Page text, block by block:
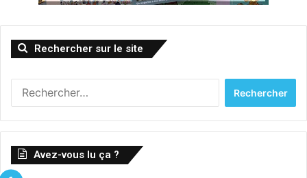
Rechercher sur le site
Avez-vous lu ça ?